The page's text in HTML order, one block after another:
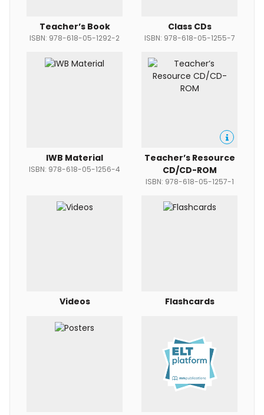
Teacher’s Book
ISBN: 978-618-05-1292-2
Class CDs
ISBN: 978-618-05-1255-7
IWB Material
ISBN: 978-618-05-1256-4
Teacher’s Resource
CD/CD-ROM
ISBN: 978-618-05-1257-1
Videos Flashcards